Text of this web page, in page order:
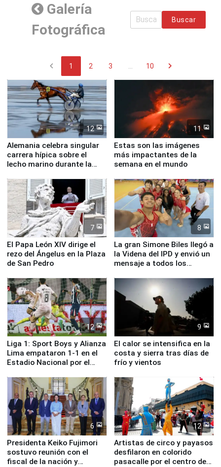
Galería
Fotográfica
Buscar
chevron_left 1 2 3 10 chevron_right
12
Alemania celebra singular
carrera hípica sobre el
lecho marino durante la
11
Estas son las imágenes
más impactantes de la
semana en el mundo
7
El Papa León XIV dirige el
rezo del Ángelus en la Plaza
de San Pedro
8
La gran Simone Biles llegó a
la Videna del IPD y envió un
mensaje a todos los
12
Liga 1: Sport Boys y Alianza
Lima empataron 1-1 en el
Estadio Nacional por el
9
El calor se intensifica en la
costa y sierra tras días de
frío y vientos
6
Presidenta Keiko Fujimori
sostuvo reunión con el
fiscal de la nación y
12
Artistas de circo y payasos
desfilaron en colorido
pasacalle por el centro de